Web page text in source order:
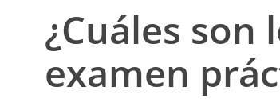
¿Cómo aprobar el examen
¿Cómo aprobar el examen
¿Cómo saber si voy a
¿Cuántos test hay que
¿Cuáles
examen